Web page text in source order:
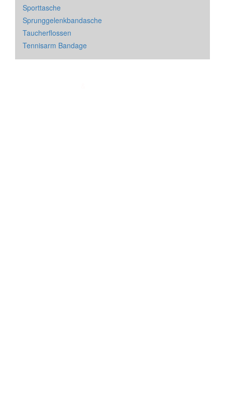
Sporttasche
Sprunggelenkbandasche
Taucherflossen
Tennisarm Bandage